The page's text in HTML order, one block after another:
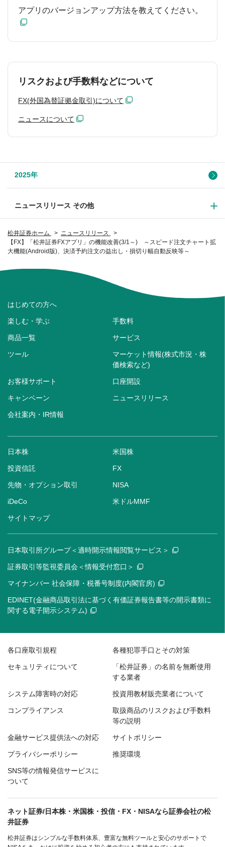
松井証券ホーム
ニュースリリース
【FX】「松井証券FXアプリ」の機能改善(3/1～) ～スピード注文チャート拡
大機能(Android版)、決済予約注文の益出し・損切り幅自動反映等～
アプリのバージョンアップ方法を教えてください。
リスクおよび手数料などについて
FX(外国為替証拠金取引)について
ニュースについて
2025年
ニュースリリース その他
はじめての方へ
楽しむ・学ぶ 手数料
商品一覧 サービス
ツール
マーケット情報(株式市況・株
価検索など)
お客様サポート 口座開設
キャンペーン ニュースリリース
会社案内・IR情報
日本株 米国株
投資信託 FX
先物・オプション取引 NISA
iDeCo 米ドルMMF
サイトマップ
日本取引所グループ＜適時開示情報閲覧サービス＞
証券取引等監視委員会＜情報受付窓口＞
マイナンバー 社会保障・税番号制度(内閣官房)
EDINET(金融商品取引法に基づく有価証券報告書等の開示書類に
関する電子開示システム)
各口座取引規程 各種犯罪手口とその対策
セキュリティについて
「松井証券」の名前を無断使用
する業者
システム障害時の対応 投資用教材販売業者について
コンプライアンス
取扱商品のリスクおよび手数料
等の説明
金融サービス提供法への対応 サイトポリシー
プライバシーポリシー 推奨環境
SNS等の情報発信サービスに
ついて
ネット証券/日本株・米国株・投信・FX・NISAなら証券会社の松
井証券
松井証券はシンプルな手数料体系、豊富な無料ツールと安心のサポートで